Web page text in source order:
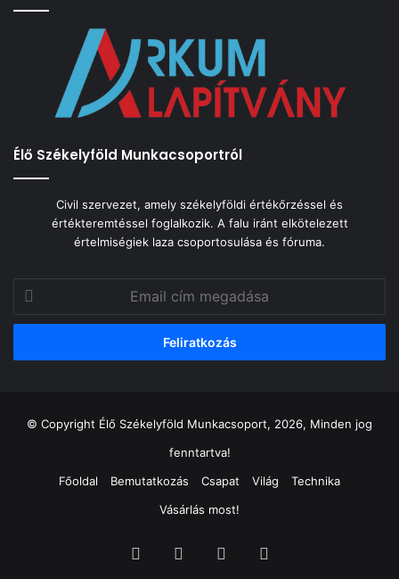
Élő Székelyföld Munkacsoportról
Civil szervezet, amely székelyföldi értékőrzéssel és
értékteremtéssel foglalkozik. A falu iránt elkötelezett
értelmiségiek laza csoportosulása és fóruma.
cím
megadása
© Copyright Élő Székelyföld Munkacsoport, 2026, Minden jog
fenntartva!
Főoldal
Bemutatkozás Csapat Világ
Technika
Vásárlás most!
Facebook YouTube